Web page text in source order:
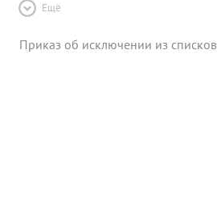
Ещё
Приказ об исключении из списков